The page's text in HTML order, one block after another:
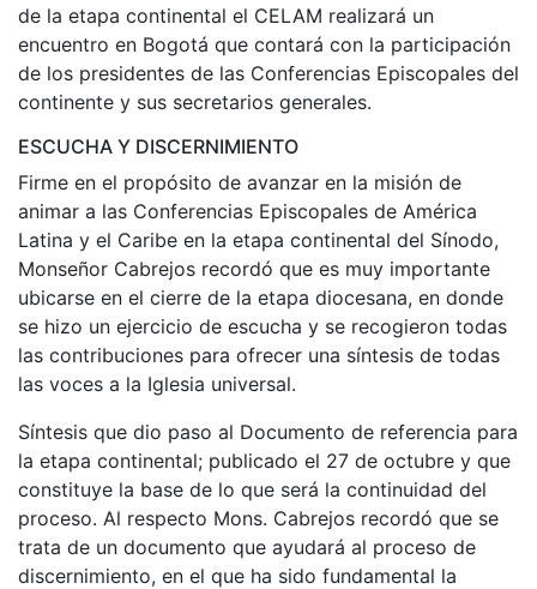
de la etapa continental el CELAM realizará un
encuentro en Bogotá que contará con la participación
de los presidentes de las Conferencias Episcopales del
continente y sus secretarios generales.
ESCUCHA Y DISCERNIMIENTO
Firme en el propósito de avanzar en la misión de
animar a las Conferencias Episcopales de América
Latina y el Caribe en la etapa continental del Sínodo,
Monseñor Cabrejos recordó que es muy importante
ubicarse en el cierre de la etapa diocesana, en donde
se hizo un ejercicio de escucha y se recogieron todas
las contribuciones para ofrecer una síntesis de todas
las voces a la Iglesia universal.
Síntesis que dio paso al Documento de referencia para
la etapa continental; publicado el 27 de octubre y que
constituye la base de lo que será la continuidad del
proceso. Al respecto Mons. Cabrejos recordó que se
trata de un documento que ayudará al proceso de
discernimiento, en el que ha sido fundamental la